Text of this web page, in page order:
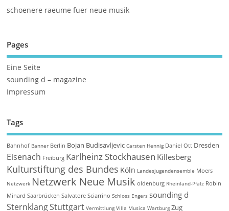
schoenere raeume fuer neue musik
Pages
Eine Seite
sounding d – magazine
Impressum
Tags
Bahnhof Banner Berlin Bojan Budisavljevic Carsten Hennig Daniel Ott Dresden
Eisenach Freiburg Karlheinz Stockhausen Killesberg
Kulturstiftung des Bundes Köln Landesjugendensemble Moers
Netzwerk Netzwerk Neue Musik oldenburg Rheinland-Pfalz Robin
Minard Saarbrücken Salvatore Sciarrino Schloss Engers sounding d
SternklangStuttgart Vermittlung Villa Musica Wartburg Zug